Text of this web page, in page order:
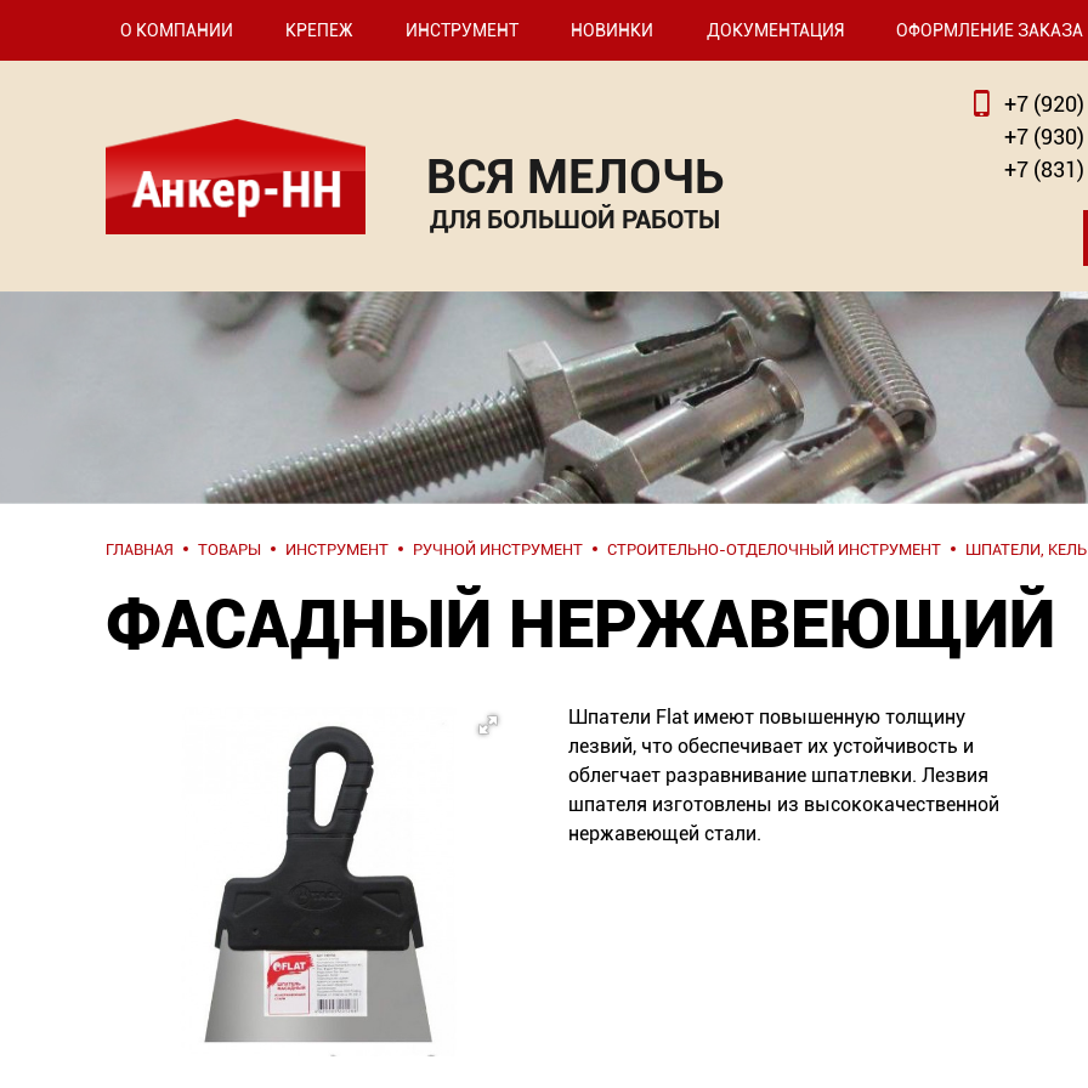
О КОМПАНИИ КРЕПЕЖ ИНСТРУМЕНТ НОВИНКИ ДОКУМЕНТАЦИЯ ОФОРМЛЕНИЕ ЗАКАЗА
ВСЯ МЕЛОЧЬ
ДЛЯ БОЛЬШОЙ РАБОТЫ
+7 (920)
+7 (930)
+7 (831)
ГЛАВНАЯ ТОВАРЫ ИНСТРУМЕНТ РУЧНОЙ ИНСТРУМЕНТ СТРОИТЕЛЬНО-ОТДЕЛОЧНЫЙ ИНСТРУМЕНТ ШПАТЕЛИ,
ФАСАДНЫЙ НЕРЖАВЕЮЩИЙ
Шпатели Flat имеют повышенную толщину
лезвий, что обеспечивает их устойчивость и
облегчает разравнивание шпатлевки. Лезвия
шпателя изготовлены из высококачественной
нержавеющей стали.